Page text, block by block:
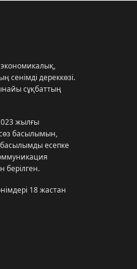
экономикалық,
дереккөзі.
сұқбаттың
жылғы
басылымын,
басылымды есепке
берілген.
18 жастан